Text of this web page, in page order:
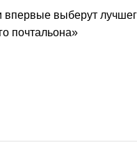
впервые выберут
почтальона»